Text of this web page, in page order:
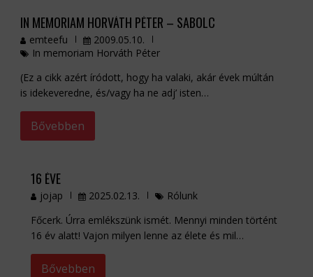
IN MEMORIAM HORVÁTH PÉTER – SABOLC
emteefu
2009.05.10.
In memoriam Horváth Péter
(Ez a cikk azért íródott, hogy ha valaki, akár évek múltán
is idekeveredne, és/vagy ha ne adj’ isten…
Bővebben
16 ÉVE
jojap 2025.02.13.
Rólunk
Főcerk. Úrra emlékszünk ismét. Mennyi minden történt
16 év alatt! Vajon milyen lenne az élete és mil…
Bővebben